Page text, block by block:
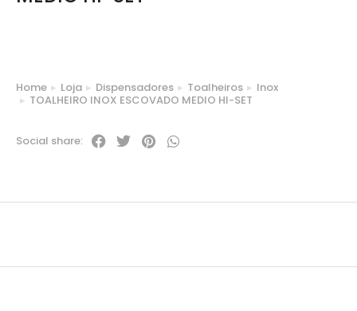
You are here:
Home Loja Dispensadores Toalheiros
Inox
TOALHEIRO INOX ESCOVADO MEDIO HI-SET
Social share: